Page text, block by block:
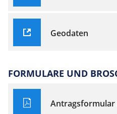
Geodaten
FORMULARE UND
Antragsformular